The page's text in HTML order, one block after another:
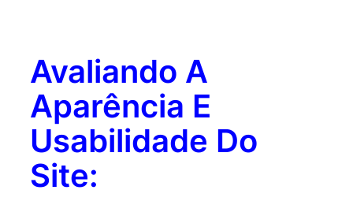
Avaliando A
Aparência E
Usabilidade Do
Site: